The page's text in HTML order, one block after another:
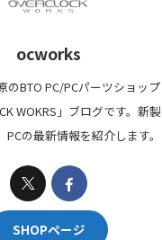
ocworks
のBTO PC/PCパーツショップ
WOKRS」ブログです。新製
PCの最新情報を紹介します。
SHOPページ